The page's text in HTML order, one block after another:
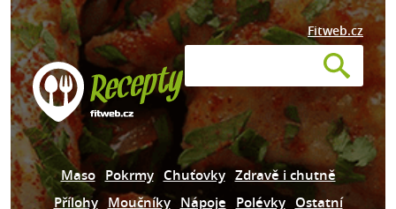
Fitweb.cz
Maso Pokrmy Chuťovky Zdravě i chutně
Přílohy Moučníky Nápoje Polévky Ostatní